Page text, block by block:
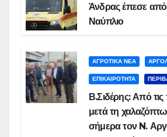
Άνδρας έπεσε
Ναύπλιο
ΑΓΡΟΤΙΚΑ ΝΕΑ
ΕΠΙΚΑΙΡΟΤΗΤΑ
Β.Σιδέρης: Από
μετά τη
σήμερα τον N.